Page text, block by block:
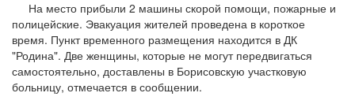
На место прибыли 2 машины скорой помощи, пожарные и
полицейские. Эвакуация жителей проведена в короткое
время. Пункт временного размещения находится в ДК
"Родина". Две женщины, которые не могут передвигаться
самостоятельно, доставлены в Борисовскую участковую
больницу, отмечается в сообщении.